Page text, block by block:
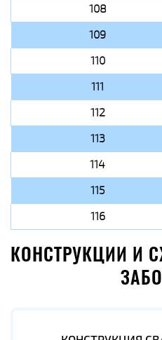
108
109
110
111
112
113
114
115
116
КОНСТРУКЦИИ И